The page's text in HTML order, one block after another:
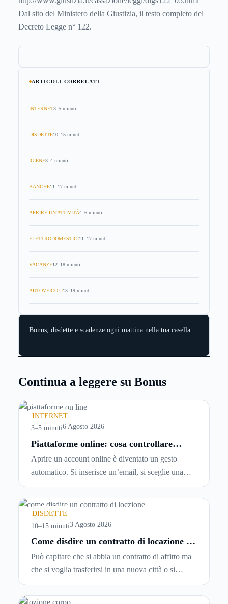
Dal sito del Ministero della Giustizia, il testo completo del
Decreto Legge n° 122.
ARTICOLI CORRELATI
INTERNET3–5 minuti
DISDETTE10–15 minuti
IGIENE3–4 minuti
BANCHE11–17 minuti
APRIRE UN'ATTIVITÀ4–6 minuti
ELETTRODOMESTICI11–17 minuti
VACANZE12–18 minuti
AUTOVEICOLI13–19 minuti
Bonus, disdette e scadenze ogni mattina nella tua casella.
Continua a leggere su Bonus
INTERNET
3–5 minuti6 Agosto 2026
Piattaforme online: cosa controllare
tempo reale
Aprire un account online è diventato un gesto
automatico. Si inserisce un’email, si sceglie una
password, si accetta una serie di condizioni senza
leggerle davvero. Tutto avviene in pochi minuti,
spesso senza che ci si fermi a capire dove si sta
entrando.
DISDETTE
10–15 minuti3 Agosto 2026
Come disdire un contratto di locazione in
Può capitare che si abbia un contratto di affitto ma
che si voglia trasferirsi in una nuova città o si
abbiano problemi a pagare il canone, per cui si
comincia a cercare un’altra abitazione: è legittimo